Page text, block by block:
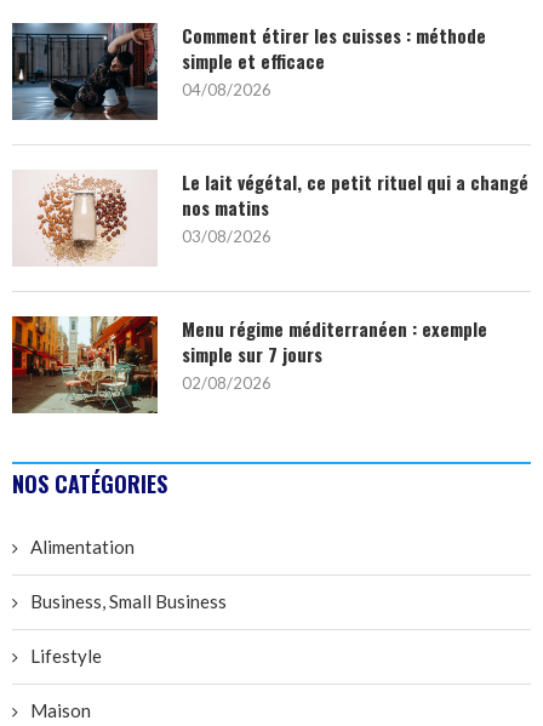
Comment étirer les cuisses : méthode
simple et efficace
04/08/2026
Le lait végétal, ce petit rituel qui a changé
nos matins
03/08/2026
Menu régime méditerranéen : exemple
simple sur 7 jours
02/08/2026
NOS CATÉGORIES
Alimentation
Business, Small Business
Lifestyle
Maison